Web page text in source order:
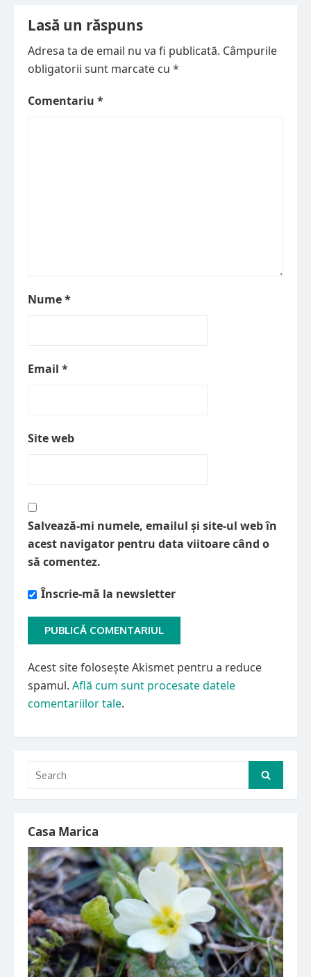
Lasă un răspuns
Adresa ta de email nu va fi publicată. Câmpurile
obligatorii sunt marcate cu *
Comentariu *
Nume*
Email *
Site web
Salvează-mi numele, emailul și site-ul web în
acest navigator pentru data viitoare când o
să comentez.
Înscrie-mă la newsletter
Acest site folosește Akismet pentru a reduce
spamul. Află cum sunt procesate datele
comentariilor tale.
Search
Search
Casa Marica